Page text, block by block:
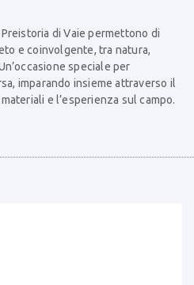
di Vaie permettono di
e coinvolgente, tra natura,
speciale per
imparando insieme attraverso il
e l’esperienza sul campo.